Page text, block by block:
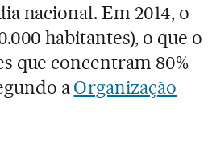
nacional. Em 2014, o
habitantes), o que o
que concentram 80%
aOrganização